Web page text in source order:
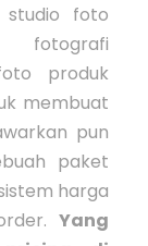
studio foto
fotografi
produk
membuat
pun
paket
harga
Yang